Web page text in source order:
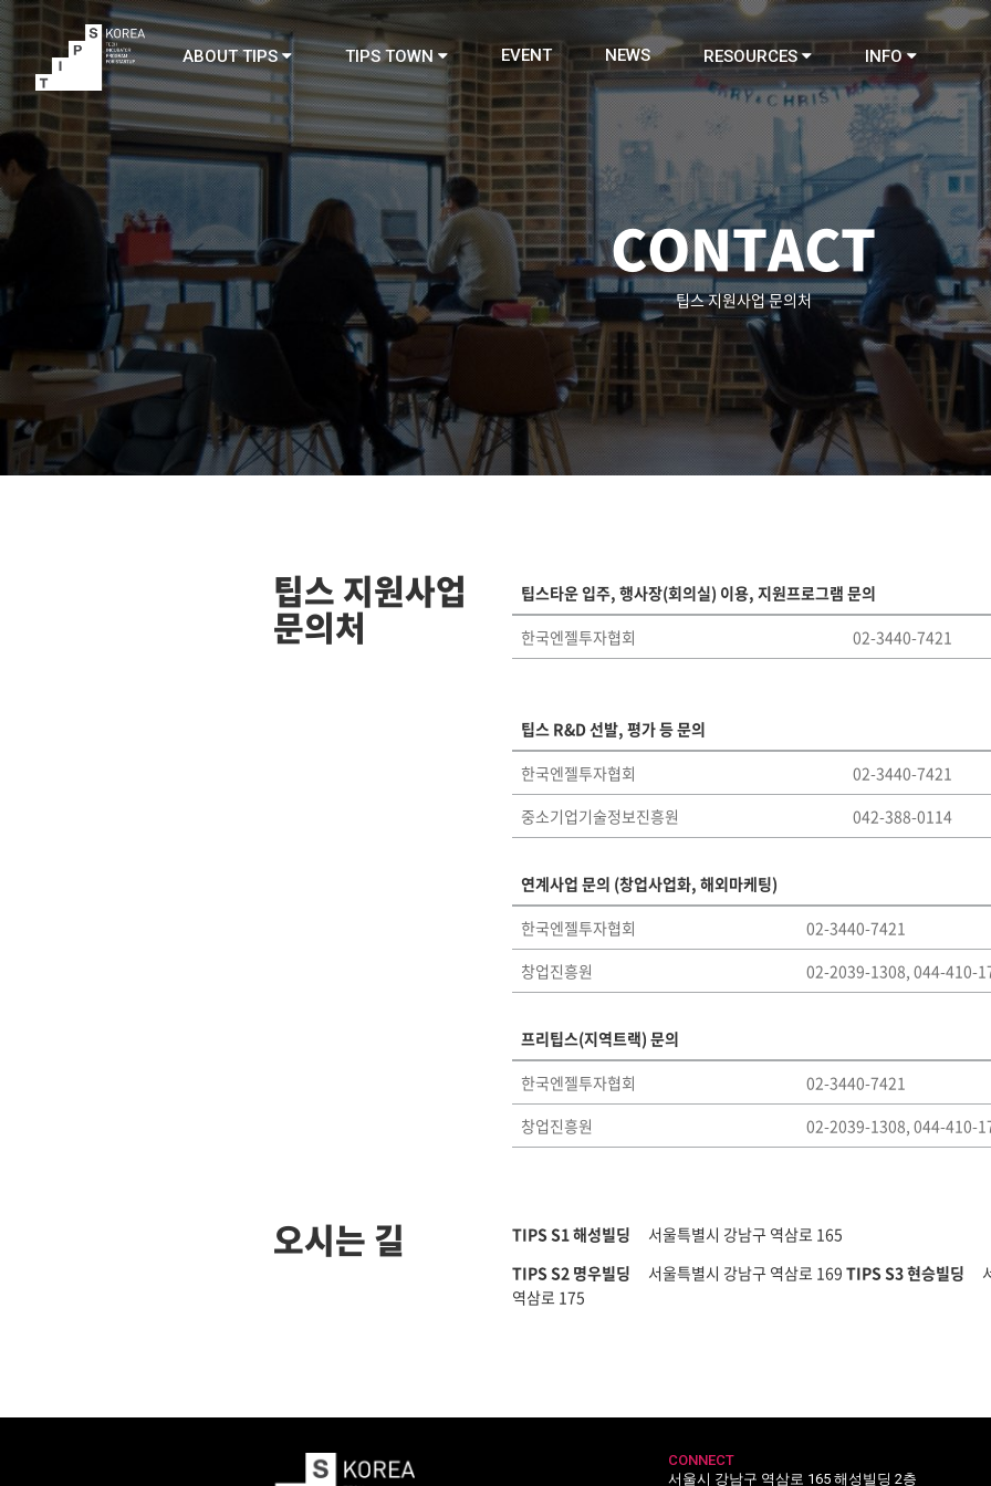
TIPS
ABOUT TIPS TIPS TOWN EVENT NEWS RESOURCES INFO
CONTACT
팁스 지원사업 문의처
팁스 지원사업
문의처
팁스타운 입주, 행사장(회의실) 이용, 지원프로그램 문의
한국엔젤투자협회
02-3440-7421
팁스 R&D 선발, 평가 등 문의
한국엔젤투자협회
02-3440-7421
중소기업기술정보진흥원
042-388-0114
연계사업 문의 (창업사업화, 해외마케팅)
한국엔젤투자협회
02-3440-7421
창업진흥원
02-2039-1308, 044-410-
프리팁스(지역트랙) 문의
한국엔젤투자협회
02-3440-7421
창업진흥원
02-2039-1308, 044-410-
오시는 길 TIPS S1 해성빌딩
서울특별시 강남구 역삼로 165
TIPS S2 명우빌딩
서울특별시 강남구 역삼로 169 TIPS S3 현승빌딩
역삼로 175
CONNECT
서울시 강남구 역삼로 165 해성빌딩 2층